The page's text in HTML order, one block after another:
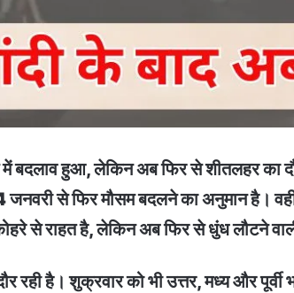
हुआ, लेकिन अब फिर से शीतलहर का
जनवरी से फिर मौसम बदलने का अनुमान है।
से राहत है, लेकिन अब फिर से धुंध लौटने
है। शुक्रवार को भी उत्तर, मध्य और पूर्वी